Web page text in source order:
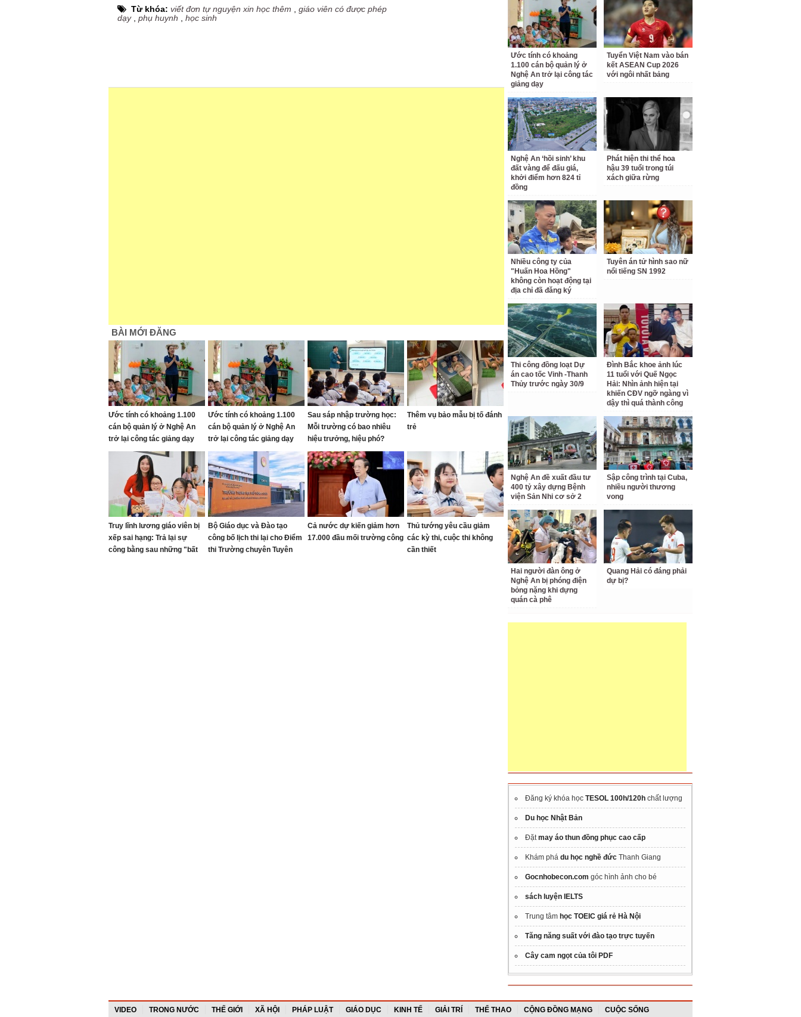
Từ khóa: viết đơn tự nguyện xin học thêm
giáo viên có được phép
dạy, phụ huynh học sinh
BÀI MỚI ĐĂNG
Ước tính có khoảng 1.100
cán bộ quản lý ở Nghệ An
trở lại công tác giảng dạy
Ước tính có khoảng 1.100
cán bộ quản lý ở Nghệ An
trở lại công tác giảng dạy
Sau sáp nhập trường học:
Mỗi trường có bao nhiêu
hiệu trưởng, hiệu phó?
Thêm vụ bảo mẫu bị tố đánh
trẻ
Truy lĩnh lương giáo viên bị
xếp sai hạng: Trả lại sự
công bằng sau những "bất
Bộ Giáo dục và Đào tạo
công bố lịch thi lại cho Điểm
thi Trường chuyên Tuyên
Cả nước dự kiến giảm hơn
17.000 đầu mối trường công
Thủ tướng yêu cầu giảm
các kỳ thi, cuộc thi không
cần thiết
Ước tính có khoảng
1.100 cán bộ quản lý ở
Nghệ An trở lại công tác
giảng dạy
Tuyển Việt Nam vào bán
kết ASEAN Cup 2026
với ngôi nhất bảng
Nghệ An ‘hồi sinh’ khu
đất vàng để đấu giá,
khởi điểm hơn 824 tỉ
đồng
Phát hiện thi thể hoa
hậu 39 tuổi trong túi
xách giữa rừng
Nhiều công ty của
"Huấn Hoa Hồng"
không còn hoạt động tại
địa chỉ đã đăng ký
Tuyên án tử hình sao nữ
nổi tiếng SN 1992
Thi công đồng loạt Dự
án cao tốc Vinh -Thanh
Thủy trước ngày 30/9
Đình Bắc khoe ảnh lúc
11 tuổi với Quế Ngọc
Hải: Nhìn ảnh hiện tại
khiến CĐV ngỡ ngàng vì
dậy thì quá thành công
Nghệ An đề xuất đầu tư
400 tỷ xây dựng Bệnh
viện Sản Nhi cơ sở 2
Sập công trình tại Cuba,
nhiều người thương
vong
Hai người đàn ông ở
Nghệ An bị phóng điện
bỏng nặng khi dựng
quán cà phê
Quang Hải có đáng phải
dự bị?
Đăng ký khóa học TESOL 100h/120h chất lượng
Du học Nhật Bản
Đặtmay áo thun đồng phục cao cấp
Khám phá du học nghề đức Thanh Giang
Gocnhobecon.com góc hình ảnh cho bé
sách luyện IELTS
Trung tâm học TOEIC giá rẻ Hà Nội
Tăng năng suất với đào tạo trực tuyến
Cây cam ngọt của tôi PDF
VIDEO TRONG NƯỚC THẾ GIỚI XÃ HỘI PHÁP LUẬT GIÁO DỤC KINH TẾ GIẢI TRÍ THỂ THAO CỘNG ĐỒNG MẠNG CUỘC SỐNG